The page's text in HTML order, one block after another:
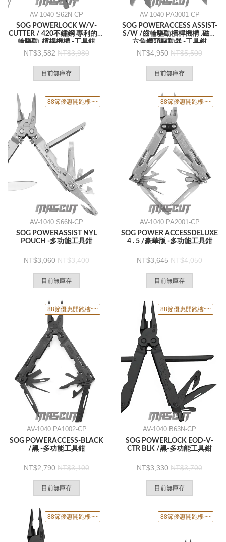
AV-1040 S62N-CP
SOG POWERLOCK W/V-
CUTTER / 420不鏽鋼 專利的齒
輪驅動 .槓桿機構 -工具鉗
3,582 3,980
目前無庫存
AV-1040 PA3001-CP
SOG POWERACCESS ASSIST-
S/W /齒輪驅動槓桿機構 .磁性
六角鑽頭驅動器 -工具鉗
4,950 5,500
目前無庫存
88節優惠開跑樓~~
AV-1040 S66N-CP
SOG POWERASSIST NYL
POUCH -多功能工具鉗
3,060 3,400
目前無庫存
88節優惠開跑樓~~
AV-1040 PA2001-CP
SOG POWER ACCESSDELUXE
4 . 5 /豪華版 -多功能工具鉗
3,645 4,050
目前無庫存
88節優惠開跑樓~~
AV-1040 PA1002-CP
SOG POWERACCESS-BLACK
/黑 -多功能工具鉗
2,790 3,100
目前無庫存
88節優惠開跑樓~~
AV-1040 B63N-CP
SOG POWERLOCK EOD-V-
CTR BLK /黑-多功能工具鉗
3,330 3,700
目前無庫存
88節優惠開跑樓~~ 88節優惠開跑樓~~